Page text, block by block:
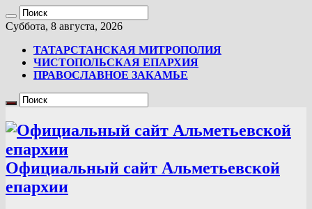
Суббота, 8 августа, 2026
ТАТАРСТАНСКАЯ МИТРОПОЛИЯ
ЧИСТОПОЛЬСКАЯ ЕПАРХИЯ
ПРАВОСЛАВНОЕ ЗАКАМЬЕ
Официальный сайт Альметьевской
епархии